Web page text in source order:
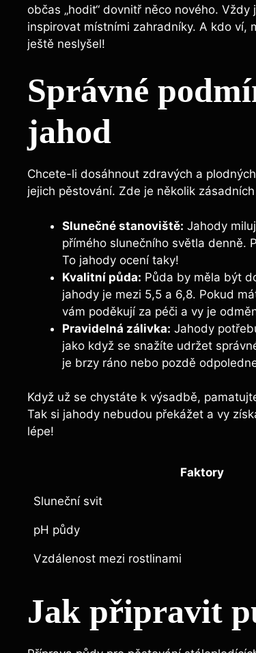
občas „hodit“ dovnitř něco nového.
inspirovat místními zahradníky. A kdo ví,
ještě neslyšel!
Správné
jahod
Chcete-li dosáhnout zdravých a
jejich pěstování. Zde je několik
Slunečné stanoviště: Jahody
přímého slunečního světla denně.
To jahody ocení taky!
Kvalitní půda: Půda by měla být
jahody je mezi 5,5 a 6,8. Pokud
vám poděkují za péči a vy je
Pravidelná zálivka: Jahody
jako když se snažíte udržet
je brzy ráno nebo pozdě
Když už se chystáte k výsadbě,
Tak si jahody nebudou překážet a vy
lépe!
Faktory
Sluneční svit
pH půdy
Vzdálenost mezi rostlinami
Jak připravit